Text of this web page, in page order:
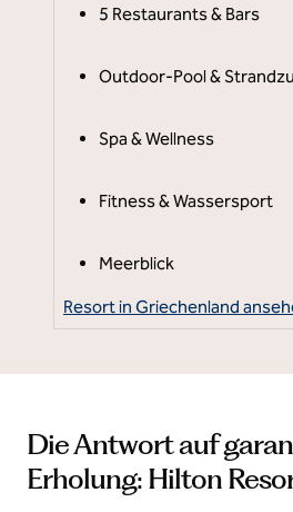
5 Restaurants & Bars
Outdoor-Pool &
Spa & Wellness
Fitness & Wassersport
Meerblick
Resort in Griechenland
Die Antwort auf
Erholung: Hilton